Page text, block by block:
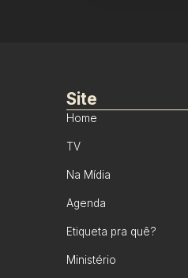
Site
Home
TV
Na Mídia
Agenda
Etiqueta pra quê?
Ministério